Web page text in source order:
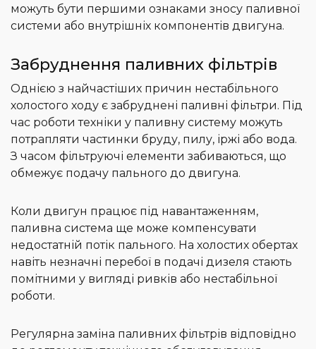
можуть бути першими ознаками зносу паливної
системи або внутрішніх компонентів двигуна.
Забруднення паливних фільтрів
Однією з найчастіших причин нестабільного
холостого ходу є забруднені паливні фільтри. Під
час роботи техніки у паливну систему можуть
потрапляти частинки бруду, пилу, іржі або вода.
З часом фільтруючі елементи забиваються, що
обмежує подачу пального до двигуна.
Коли двигун працює під навантаженням,
паливна система ще може компенсувати
недостатній потік пального. На холостих обертах
навіть незначні перебої в подачі дизеля стають
помітними у вигляді ривків або нестабільної
роботи.
Регулярна заміна паливних фільтрів відповідно